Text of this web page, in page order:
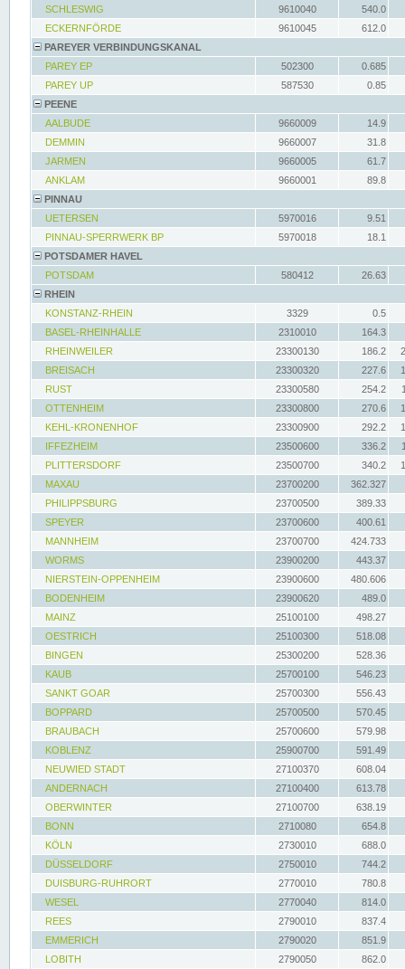
SCHLESWIG
9610040
540.0
ECKERNFÖRDE
9610045
612.0
PAREYER VERBINDUNGSKANAL
PAREY EP
502300
0.685
PAREY UP
587530
0.85
PEENE
AALBUDE
9660009
14.9
DEMMIN
9660007
31.8
JARMEN
9660005
61.7
ANKLAM
9660001
89.8
PINNAU
UETERSEN
5970016
9.51
PINNAU-SPERRWERK BP
5970018
18.1
POTSDAMER HAVEL
POTSDAM
580412
26.63
RHEIN
KONSTANZ-RHEIN
3329
0.5
BASEL-RHEINHALLE
2310010
164.3
RHEINWEILER
23300130 186.2
BREISACH
23300320 227.6
RUST
23300580 254.2
OTTENHEIM
23300800 270.6
KEHL-KRONENHOF
23300900 292.2
IFFEZHEIM
23500600 336.2
PLITTERSDORF
23500700 340.2
MAXAU
23700200
362.327
PHILIPPSBURG
23700500
389.33
SPEYER
23700600
400.61
MANNHEIM
23700700
424.733
WORMS
23900200
443.37
NIERSTEIN-OPPENHEIM
23900600
480.606
BODENHEIM
23900620
489.0
MAINZ
25100100
498.27
OESTRICH
25100300
518.08
BINGEN
25300200
528.36
KAUB
25700100
546.23
SANKT GOAR
25700300
556.43
BOPPARD
25700500
570.45
BRAUBACH
25700600
579.98
KOBLENZ
25900700
591.49
NEUWIED STADT
27100370
608.04
ANDERNACH
27100400
613.78
OBERWINTER
27100700
638.19
BONN
2710080
654.8
KÖLN
2730010
688.0
DÜSSELDORF
2750010
744.2
DUISBURG-RUHRORT
2770010
780.8
WESEL
2770040
814.0
REES
2790010
837.4
EMMERICH
2790020
851.9
LOBITH
2790050
862.0